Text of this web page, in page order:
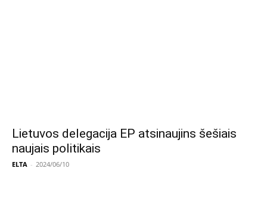
Lietuvos delegacija EP atsinaujins šešiais
naujais politikais
ELTA - 2024/06/10